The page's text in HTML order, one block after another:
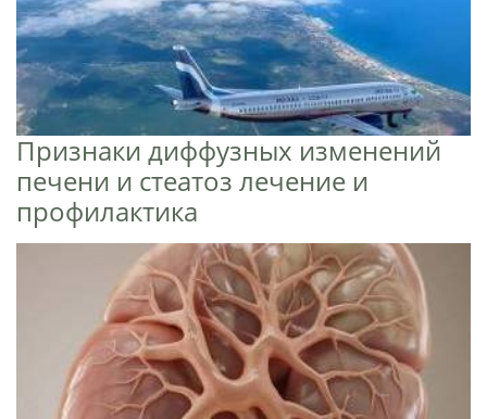
Признаки диффузных изменений
печени и стеатоз лечение и
профилактика